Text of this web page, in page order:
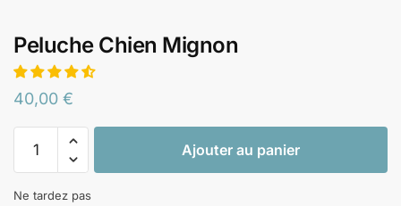
Peluche Chien Mignon
40,00 €
Ajouter au panier
Ne tardez pas